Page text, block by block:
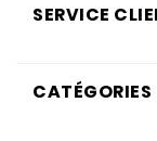
SERVICE
CATÉGORIES